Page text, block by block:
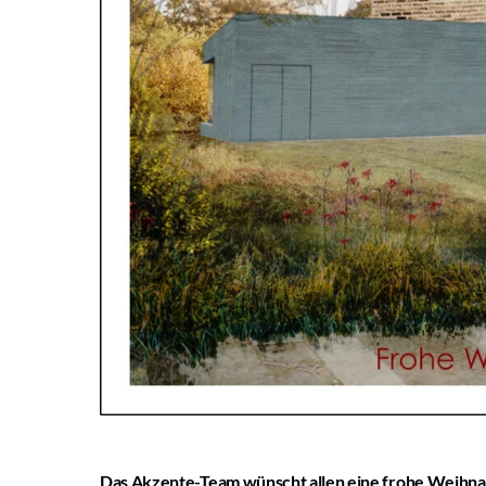
Das Akzente-Team wünscht allen eine frohe